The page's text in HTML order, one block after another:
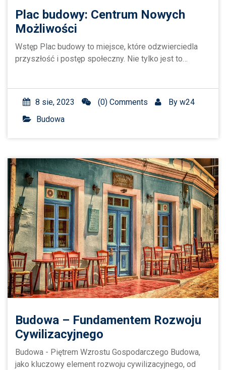
Plac budowy: Centrum Nowych
Możliwości
Wstęp Plac budowy to miejsce, które odzwierciedla
przyszłość i postęp społeczny. Nie tylko jest to…
8 sie, 2023 (0) Comments By w24
Budowa
Budowa – Fundamentem Rozwoju
Cywilizacyjnego
Budowa - Piętrem Wzrostu Gospodarczego Budowa,
jako kluczowy element rozwoju cywilizacyjnego, od